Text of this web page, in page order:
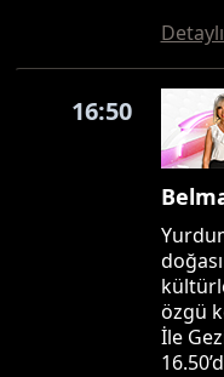
16:50
özgü
İle